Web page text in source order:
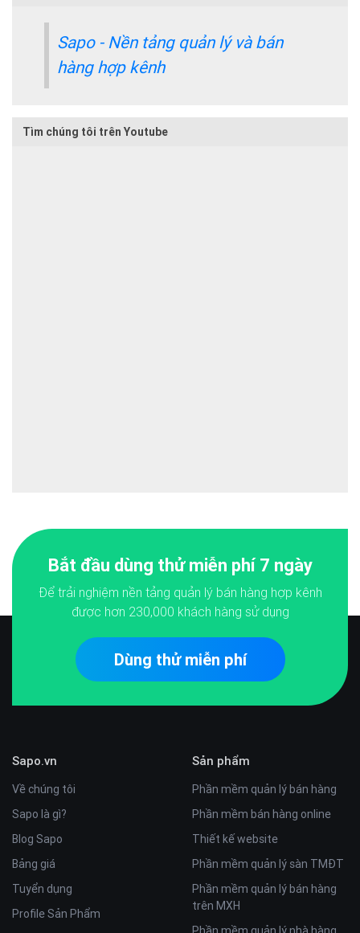
Sapo - Nền tảng quản lý và bán
hàng hợp kênh
Tìm chúng tôi trên Youtube
Bắt đầu dùng thử miễn phí 7 ngày
Để trải nghiệm nền tảng quản lý bán hàng hợp kênh
được hơn 230,000 khách hàng sử dụng
Dùng thử miễn phí
Sapo.vn
Về chúng tôi
Sapo là gì?
Blog Sapo
Bảng giá
Tuyển dụng
Profile Sản Phẩm
Sản phẩm
Phần mềm quản lý bán hàng
Phần mềm bán hàng online
Thiết kế website
Phần mềm quản lý sàn TMĐT
Phần mềm quản lý bán hàng
trên MXH